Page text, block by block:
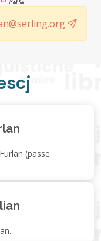
(passe